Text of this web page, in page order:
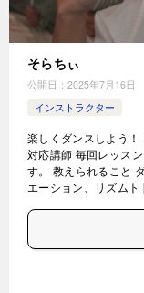
そらちぃ
公開日： 2025年7月16日
インストラクター
楽しくダンスしよう
対応講師 毎回レッス
す。 教えられること
エーション、リズム